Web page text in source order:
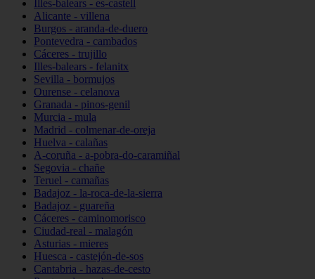
Illes-balears - es-castell
Alicante - villena
Burgos - aranda-de-duero
Pontevedra - cambados
Cáceres - trujillo
Illes-balears - felanitx
Sevilla - bormujos
Ourense - celanova
Granada - pinos-genil
Murcia - mula
Madrid - colmenar-de-oreja
Huelva - calañas
A-coruña - a-pobra-do-caramiñal
Segovia - chañe
Teruel - camañas
Badajoz - la-roca-de-la-sierra
Badajoz - guareña
Cáceres - caminomorisco
Ciudad-real - malagón
Asturias - mieres
Huesca - castejón-de-sos
Cantabria - hazas-de-cesto